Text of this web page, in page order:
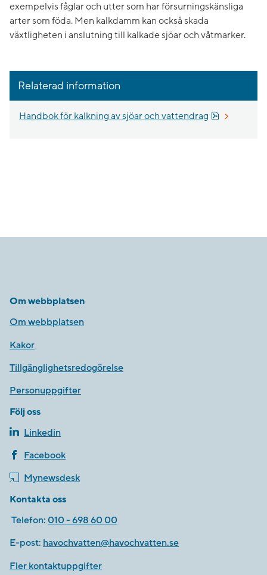
exempelvis fåglar och utter som har försurningskänsliga
arter som föda. Men kalkdamm kan också skada
växtligheten i anslutning till kalkade sjöar och våtmarker.
Relaterad information
Handbok för kalkning av sjöar och vattendrag Pdf, 3
Om webbplatsen
Om webbplatsen
Kakor
Tillgänglighetsredogörelse
Personuppgifter
Följ oss
Linkedin
Facebook
Mynewsdesk
Kontakta oss
Telefon: 010 - 698 60 00
E-post: havochvatten@havochvatten.se
Fler kontaktuppgifter